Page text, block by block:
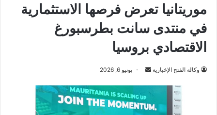
موريتانيا تعرض فرصها الاستثمارية
في منتدى سانت بطرسبورغ
الاقتصادي بروسيا
وكالة الفتح الإخبارية
أرسل
إلكترونيا
يونيو 6, 2026